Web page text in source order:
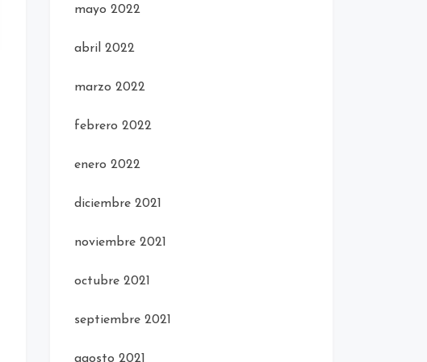
mayo 2022
abril 2022
marzo 2022
febrero 2022
enero 2022
diciembre 2021
noviembre 2021
octubre 2021
septiembre 2021
agosto 2021